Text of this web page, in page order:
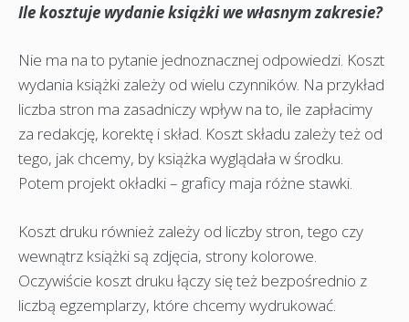
Ile kosztuje wydanie książki we własnym zakresie?
Nie ma na to pytanie jednoznacznej odpowiedzi. Koszt
wydania książki zależy od wielu czynników. Na przykład
liczba stron ma zasadniczy wpływ na to, ile zapłacimy
za redakcję, korektę i skład. Koszt składu zależy też od
tego, jak chcemy, by książka wyglądała w środku.
Potem projekt okładki – graficy maja różne stawki.
Koszt druku również zależy od liczby stron, tego czy
wewnątrz książki są zdjęcia, strony kolorowe.
Oczywiście koszt druku łączy się też bezpośrednio z
liczbą egzemplarzy, które chcemy wydrukować.